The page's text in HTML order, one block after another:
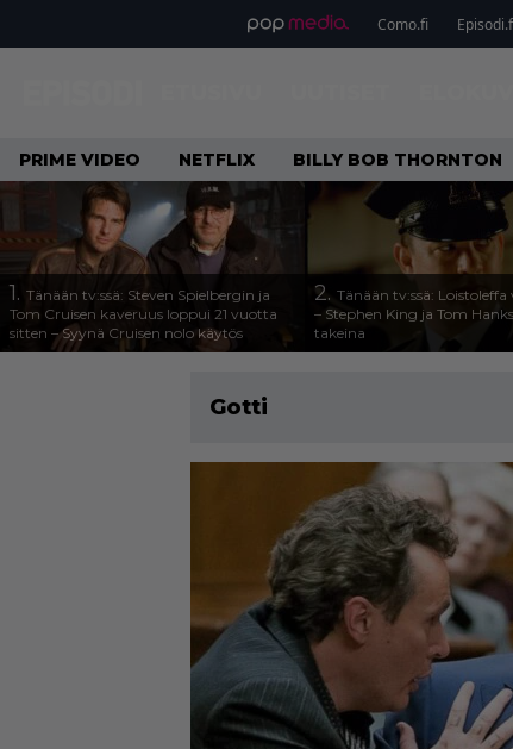
Como.fi
PRIME VIDEO NETFLIX BILLY BOB THORNTON
1. Tänään tv:ssä: Steven Spielbergin ja
Tom Cruisen kaveruus loppui 21 vuotta
sitten – Syynä Cruisen nolo käytös
2. Tänään tv:ssä: Loistoleffa
– Stephen King ja Tom
takeina
Gotti